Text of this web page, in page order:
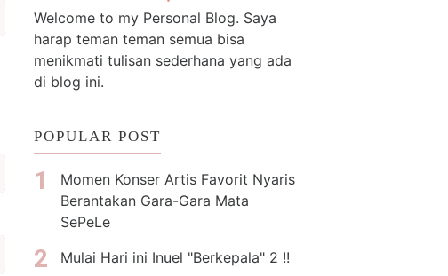
Welcome to my Personal Blog. Saya
harap teman teman semua bisa
menikmati tulisan sederhana yang ada
di blog ini.
POPULAR POST
Momen Konser Artis Favorit Nyaris
Berantakan Gara-Gara Mata
SePeLe
Mulai Hari ini Inuel "Berkepala" 2 !!